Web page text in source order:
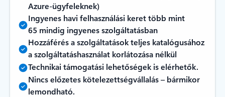
Azure-ügyfeleknek)
Ingyenes havi felhasználási keret több mint
65 mindig ingyenes szolgáltatásban
Hozzáférés a szolgáltatások teljes katalógusához
a szolgáltatáshasználat korlátozása nélkül
Technikai támogatási lehetőségek is elérhetők.
Nincs előzetes kötelezettségvállalás – bármikor
lemondható.